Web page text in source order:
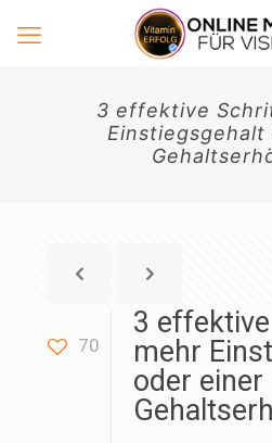
3 effektive
70
3
mehr
oder einer